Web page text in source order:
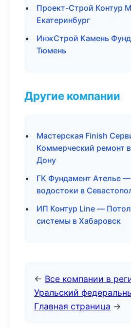
Проект-Строй Контур
Екатеринбург
ИнжСтрой Камень
Тюмень
Другие компании
Мастерская Finish
Коммерческий ремонт
Дону
ГК Фундамент Ателье
водостоки в
ИП Контур Line —
системы в Хабаровск
← Все компании в
Уральский
Главная страница →